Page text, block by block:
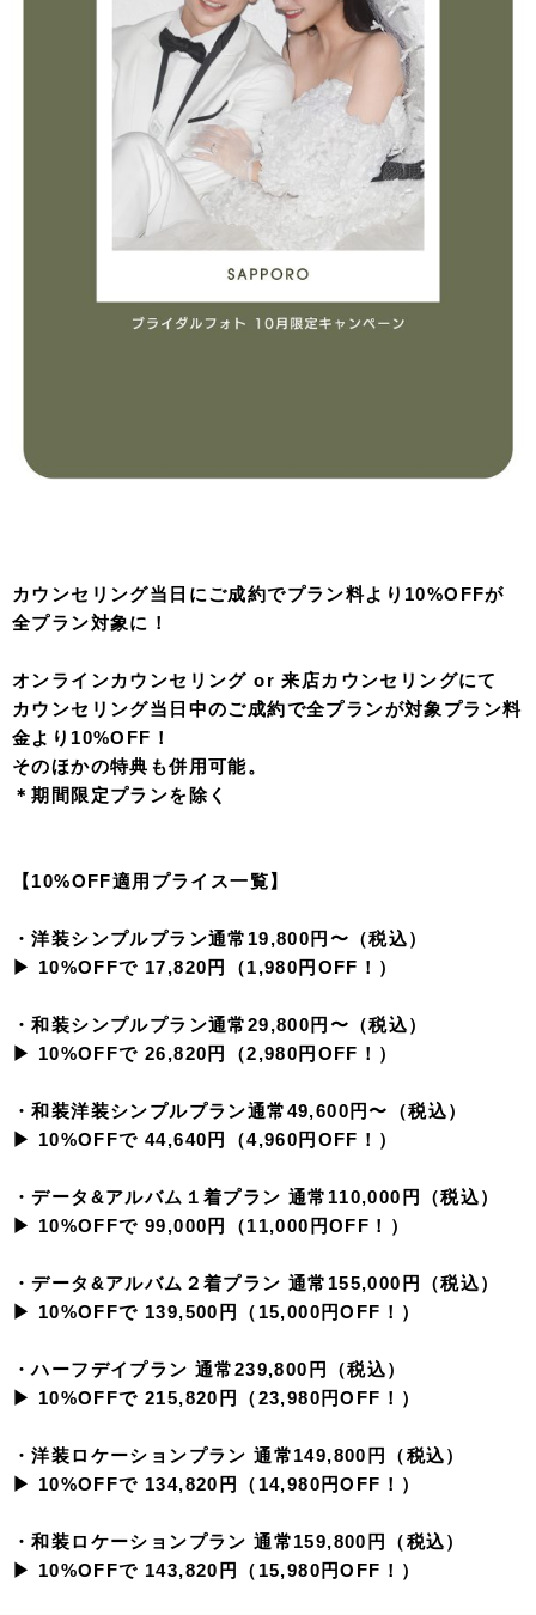
カウンセリング当日にご成約でプラン料より10%OFFが
全プラン対象に！
オンラインカウンセリング or 来店カウンセリングにて
カウンセリング当日中のご成約で全プランが対象プラン料
金より10%OFF！
そのほかの特典も併用可能。
＊期間限定プランを除く
【10%OFF適用プライス一覧】
・洋装シンプルプラン通常19,800円〜（税込）
▶︎ 10%OFFで 17,820円（1,980円OFF！）
・和装シンプルプラン通常29,800円〜（税込）
▶︎ 10%OFFで 26,820円（2,980円OFF！）
・和装洋装シンプルプラン通常49,600円〜（税込）
▶︎ 10%OFFで 44,640円（4,960円OFF！）
・データ&アルバム１着プラン 通常110,000円（税込）
▶︎ 10%OFFで 99,000円（11,000円OFF！）
・データ&アルバム２着プラン 通常155,000円（税込）
▶︎ 10%OFFで 139,500円（15,000円OFF！）
・ハーフデイプラン 通常239,800円（税込）
▶︎ 10%OFFで 215,820円（23,980円OFF！）
・洋装ロケーションプラン 通常149,800円（税込）
▶︎ 10%OFFで 134,820円（14,980円OFF！）
・和装ロケーションプラン 通常159,800円（税込）
▶︎ 10%OFFで 143,820円（15,980円OFF！）